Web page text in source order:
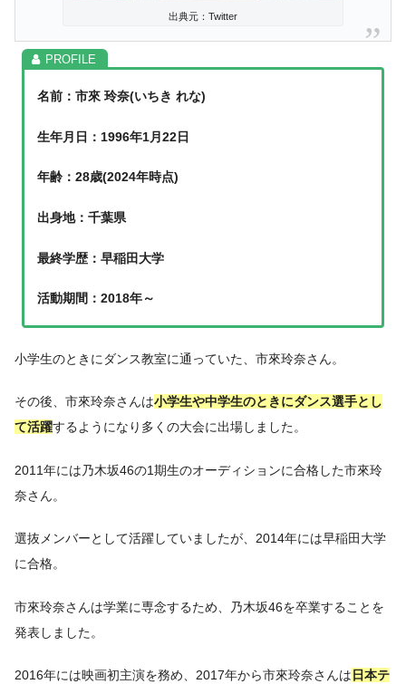
出典元：Twitter
名前：市來 玲奈(いちき れな)
生年月日：1996年1月22日
年齢：28歳(2024年時点)
出身地：千葉県
最終学歴：早稲田大学
活動期間：2018年～
小学生のときにダンス教室に通っていた、市來玲奈さん。
その後、市來玲奈さんは小学生や中学生のときにダンス選手とし
て活躍するようになり多くの大会に出場しました。
2011年には乃木坂46の1期生のオーディションに合格した市來玲
奈さん。
選抜メンバーとして活躍していましたが、2014年には早稲田大学
に合格。
市來玲奈さんは学業に専念するため、乃木坂46を卒業することを
発表しました。
2016年には映画初主演を務め、2017年から市來玲奈さんは 日本テ